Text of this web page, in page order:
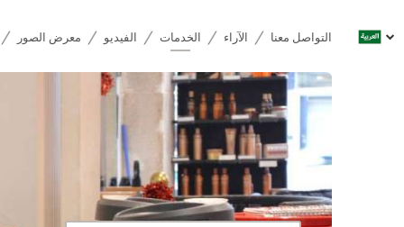
معرض الصور الفيديو الخدمات الآراء التواصل معنا